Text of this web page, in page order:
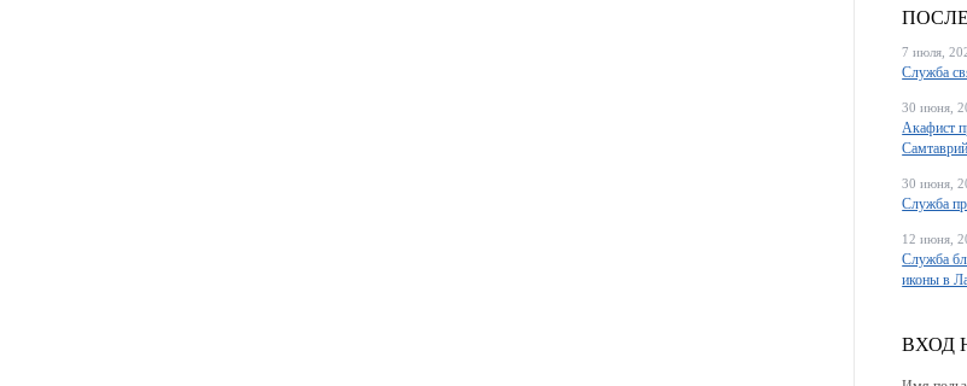
7 июля,
Служба
30 июня,
Акафист
30 июня,
Служба
12 июня,
Служба
иконы в
ВХОД